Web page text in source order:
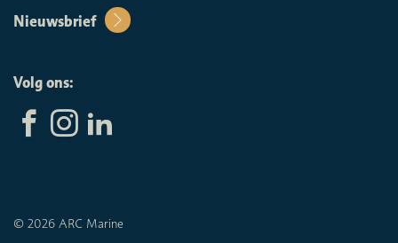
Nieuwsbrief
Volg ons:
© 2026 ARC Marine